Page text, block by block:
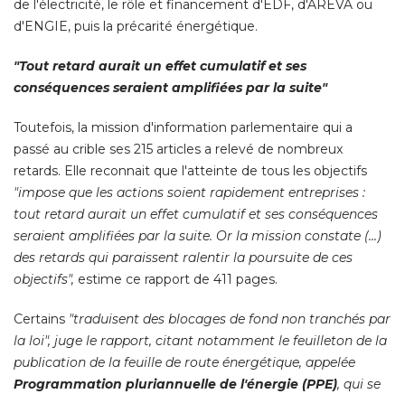
de l'électricité, le rôle et financement d'EDF, d'AREVA ou
d'ENGIE, puis la précarité énergétique.
"Tout retard aurait un effet cumulatif et ses
conséquences seraient amplifiées par la suite"
Toutefois, la mission d'information parlementaire qui a
passé au crible ses 215 articles a relevé de nombreux
retards. Elle reconnait que l'atteinte de tous les objectifs
"impose que les actions soient rapidement entreprises :
tout retard aurait un effet cumulatif et ses conséquences
seraient amplifiées par la suite. Or la mission constate (...)
des retards qui paraissent ralentir la poursuite de ces
objectifs", estime ce rapport de 411 pages.
Certains "traduisent des blocages de fond non tranchés par
la loi", juge le rapport, citant notamment le feuilleton de la
publication de la feuille de route énergétique, appelée
Programmation pluriannuelle de l'énergie (PPE), qui se